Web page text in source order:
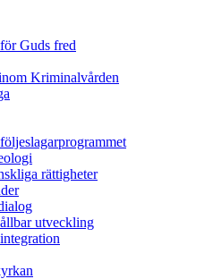
Guds fred
Kriminalvården
rättigheter
utveckling